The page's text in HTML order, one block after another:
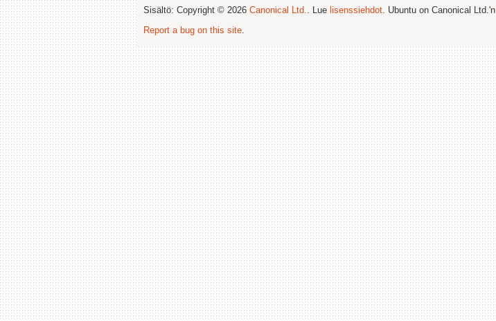
Sisältö: Copyright © 2026 Canonical Ltd.. Lue lisenssiehdot. Ubuntu on Canonical Ltd.'n
Report a bug on this site.